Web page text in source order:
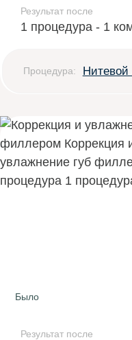
Результат после
1 процедура - 1
Процедура: Нитевой
Было
Результат после